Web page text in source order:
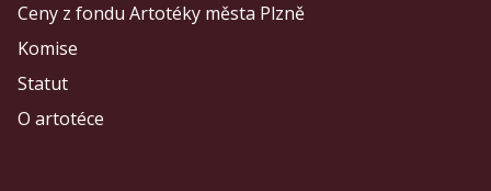
Ceny z fondu Artotéky města Plzně
Komise
Statut
O artotéce